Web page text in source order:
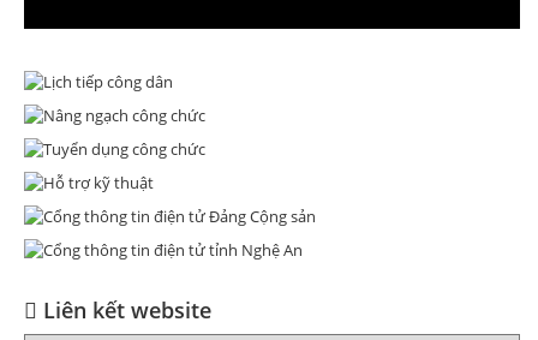
Liên kết website